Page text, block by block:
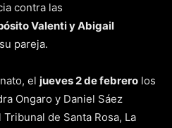
contra las
Valenti y Abigail
pareja.
el jueves 2 de febrero los
Ongaro y Daniel Sáez
de Santa Rosa, La